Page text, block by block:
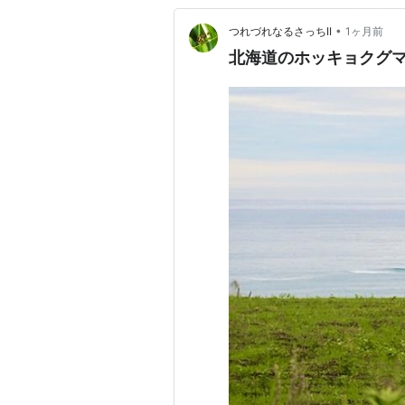
つれづれなるさっちII • 1ヶ月前
北海道のホッキョクグ